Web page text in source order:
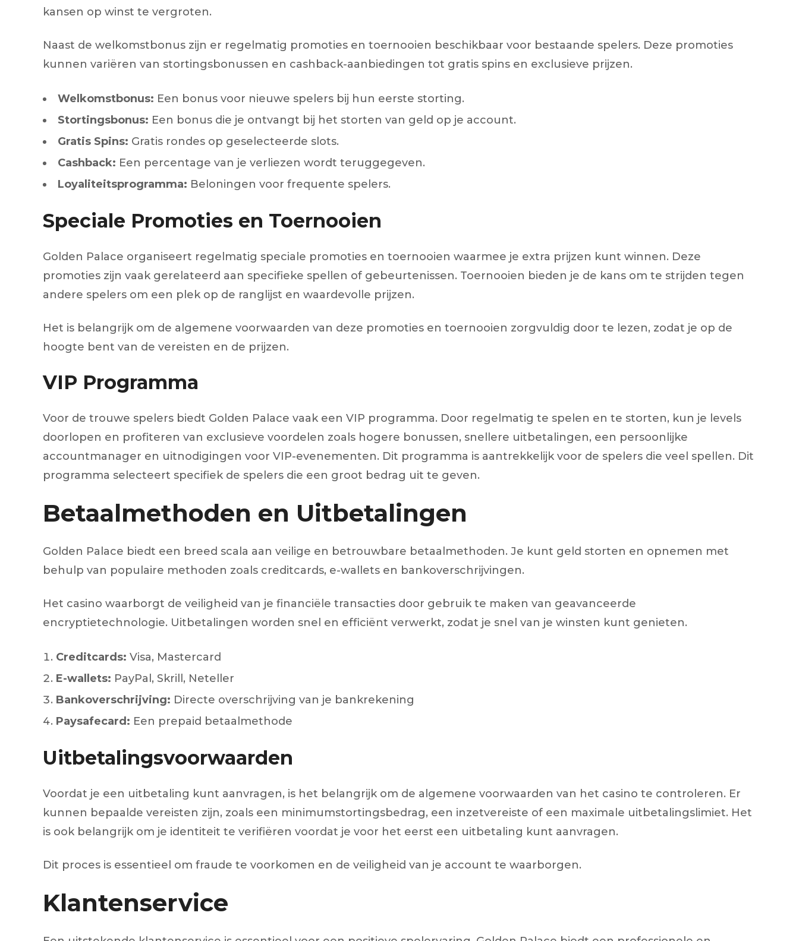
kansen op winst te vergroten.
Naast de welkomstbonus zijn er regelmatig promoties en toernooien beschikbaar voor bestaande spelers. Deze promoties
kunnen variëren van stortingsbonussen en cashback-aanbiedingen tot gratis spins en exclusieve prijzen.
Welkomstbonus: Een bonus voor nieuwe spelers bij hun eerste storting.
Stortingsbonus: Een bonus die je ontvangt bij het storten van geld op je account.
Gratis Spins: Gratis rondes op geselecteerde slots.
Cashback: Een percentage van je verliezen wordt teruggegeven.
Loyaliteitsprogramma: Beloningen voor frequente spelers.
Speciale Promoties en Toernooien
Golden Palace organiseert regelmatig speciale promoties en toernooien waarmee je extra prijzen kunt winnen. Deze
promoties zijn vaak gerelateerd aan specifieke spellen of gebeurtenissen. Toernooien bieden je de kans om te strijden tegen
andere spelers om een plek op de ranglijst en waardevolle prijzen.
Het is belangrijk om de algemene voorwaarden van deze promoties en toernooien zorgvuldig door te lezen, zodat je op de
hoogte bent van de vereisten en de prijzen.
VIP Programma
Voor de trouwe spelers biedt Golden Palace vaak een VIP programma. Door regelmatig te spelen en te storten, kun je levels
doorlopen en profiteren van exclusieve voordelen zoals hogere bonussen, snellere uitbetalingen, een persoonlijke
accountmanager en uitnodigingen voor VIP-evenementen. Dit programma is aantrekkelijk voor de spelers die veel spellen. Dit
programma selecteert specifiek de spelers die een groot bedrag uit te geven.
Betaalmethoden en Uitbetalingen
Golden Palace biedt een breed scala aan veilige en betrouwbare betaalmethoden. Je kunt geld storten en opnemen met
behulp van populaire methoden zoals creditcards, e-wallets en bankoverschrijvingen.
Het casino waarborgt de veiligheid van je financiële transacties door gebruik te maken van geavanceerde
encryptietechnologie. Uitbetalingen worden snel en efficiënt verwerkt, zodat je snel van je winsten kunt genieten.
Creditcards: Visa, Mastercard
E-wallets: PayPal, Skrill, Neteller
Bankoverschrijving: Directe overschrijving van je bankrekening
Paysafecard: Een prepaid betaalmethode
Uitbetalingsvoorwaarden
Voordat je een uitbetaling kunt aanvragen, is het belangrijk om de algemene voorwaarden van het casino te controleren. Er
kunnen bepaalde vereisten zijn, zoals een minimumstortingsbedrag, een inzetvereiste of een maximale uitbetalingslimiet. Het
is ook belangrijk om je identiteit te verifiëren voordat je voor het eerst een uitbetaling kunt aanvragen.
Dit proces is essentieel om fraude te voorkomen en de veiligheid van je account te waarborgen.
Klantenservice